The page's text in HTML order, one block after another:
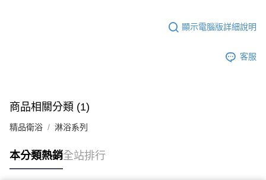
顯示電腦版詳細說明
客服
商品相關分類 (1)
精品衛浴 淋浴系列
本分類熱銷全站排行